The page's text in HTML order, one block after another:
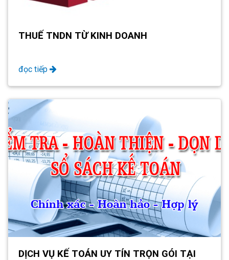
THUẾ TNDN TỪ KINH DOANH
đọc tiếp
DỊCH VỤ KẾ TOÁN UY TÍN TRỌN GÓI TẠI